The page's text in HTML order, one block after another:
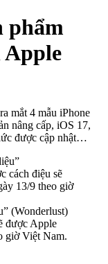
phẩm
Apple
mắt 4 mẫu iPhone
nâng cấp, iOS 17,
được cập nhật…
(Wonderlust)
được Apple
giờ Việt Nam.